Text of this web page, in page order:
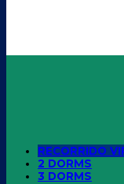
RECORRIDO
2 DORMS
3 DORMS